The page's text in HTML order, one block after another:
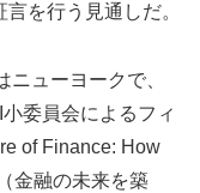
を行う見通しだ。
ューヨークで、
委員会によるフィ
of Finance: How
金融の未来を築